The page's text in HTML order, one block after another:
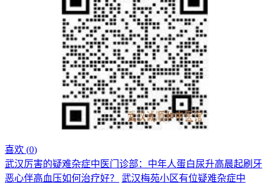
喜欢 (0)
武汉厉害的疑难杂症中医门诊部：中年人蛋白尿升高晨起刷牙
恶心伴高血压如何治疗好？
武汉梅苑小区有位疑难杂症中